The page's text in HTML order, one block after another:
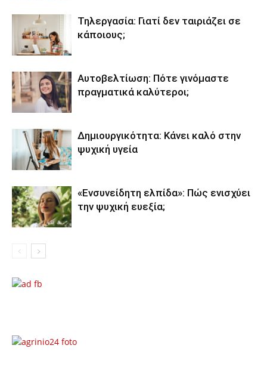
Τηλεργασία: Γιατί δεν ταιριάζει σε
κάποιους;
Αυτοβελτίωση: Πότε γινόμαστε
πραγματικά καλύτεροι;
Δημιουργικότητα: Κάνει καλό στην
ψυχική υγεία
«Ενσυνείδητη ελπίδα»: Πώς ενισχύει
την ψυχική ευεξία;